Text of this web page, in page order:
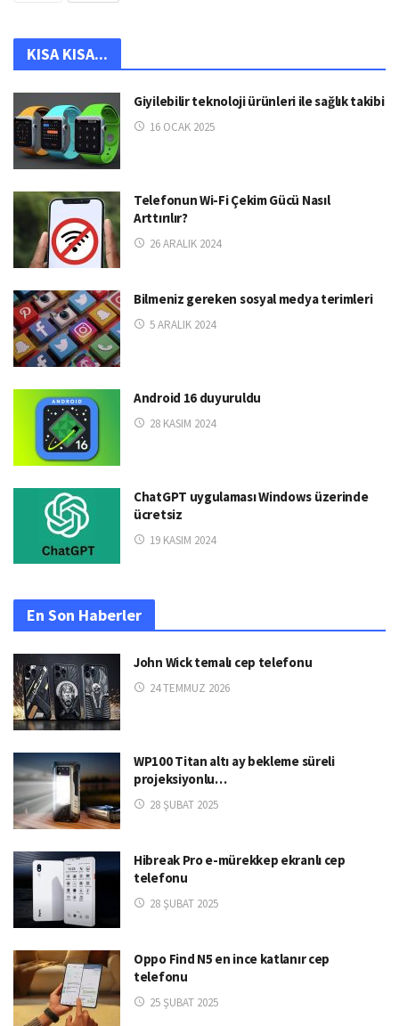
KISA KISA...
Giyilebilir teknoloji ürünleri ile sağlık takibi
16 OCAK 2025
Telefonun Wi-Fi Çekim Gücü Nasıl
Arttırılır?
26 ARALIK 2024
Bilmeniz gereken sosyal medya terimleri
5 ARALIK 2024
Android 16 duyuruldu
28 KASIM 2024
ChatGPT uygulaması Windows üzerinde
ücretsiz
19 KASIM 2024
En Son Haberler
John Wick temalı cep telefonu
24 TEMMUZ 2026
WP100 Titan altı ay bekleme süreli
projeksiyonlu…
28 ŞUBAT 2025
Hibreak Pro e-mürekkep ekranlı cep
telefonu
28 ŞUBAT 2025
Oppo Find N5 en ince katlanır cep
telefonu
25 ŞUBAT 2025